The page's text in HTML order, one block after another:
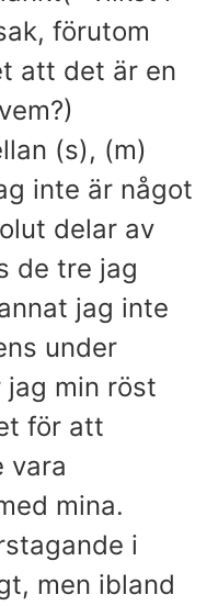
förutom
att det är en
(s), (m)
inte är något
delar av
de tre jag
jag inte
under
min röst
för att
vara
mina.
i
men ibland